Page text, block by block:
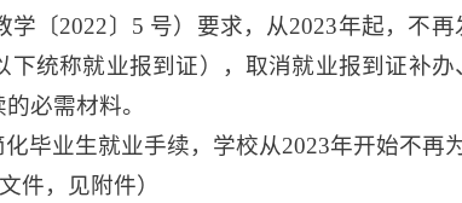
〔2022〕5 号）要求，从2023年起，不
统称就业报到证），取消就业报到证补
必需材料。
毕业生就业手续，学校从2023年开始不再
件，见附件）